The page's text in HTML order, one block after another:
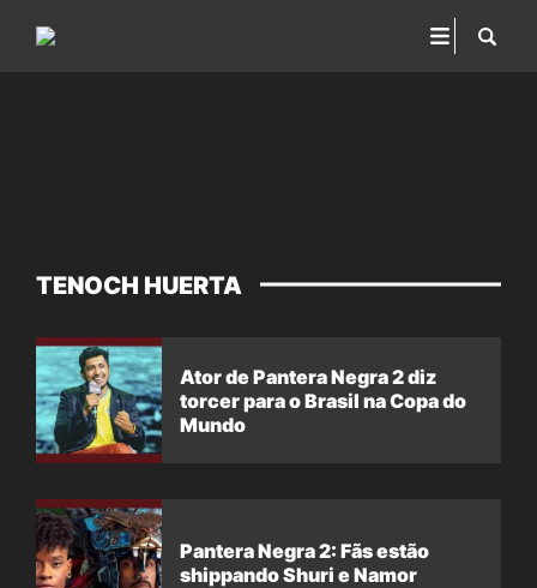
TENOCH HUERTA
Ator de Pantera Negra 2 diz
torcer para o Brasil na Copa do
Mundo
Pantera Negra 2: Fãs estão
shippando Shuri e Namor